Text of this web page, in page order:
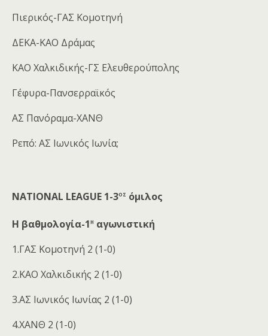
Πιερικός-ΓΑΣ Κομοτηνή
ΔΕΚΑ-ΚΑΟ Δράμας
ΚΑΟ Χαλκιδικής-ΓΣ Ελευθερούπολης
Γέφυρα-Πανσερραϊκός
ΑΣ Πανόραμα-ΧΑΝΘ
Ρεπό: ΑΣ Ιωνικός Ιωνία;
NATIONAL LEAGUE 1-3ος όμιλος
Η βαθμολογία-1η αγωνιστική
1.ΓΑΣ Κομοτηνή 2 (1-0)
2.ΚΑΟ Χαλκιδικής 2 (1-0)
3.ΑΣ Ιωνικός Ιωνίας 2 (1-0)
4.ΧΑΝΘ 2 (1-0)